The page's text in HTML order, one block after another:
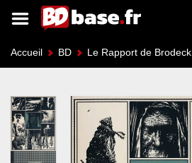
Accueil BD Le Rapport de Brodeck